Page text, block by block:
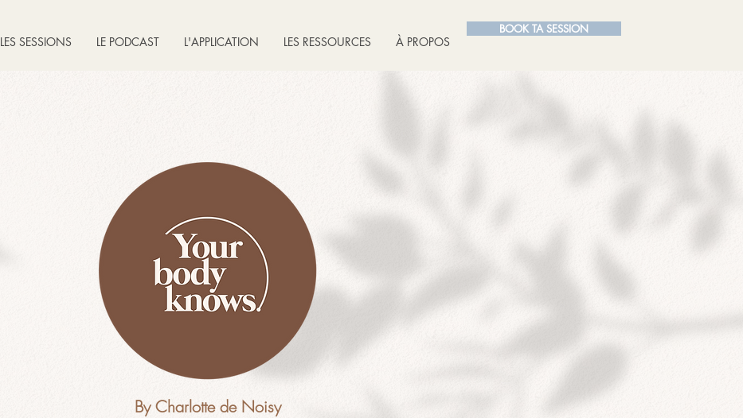
LES SESSIONS LE PODCAST L'APPLICATION LES RESSOURCES À PROPOS
BOOK TA SESSION
By Charlotte de Noisy